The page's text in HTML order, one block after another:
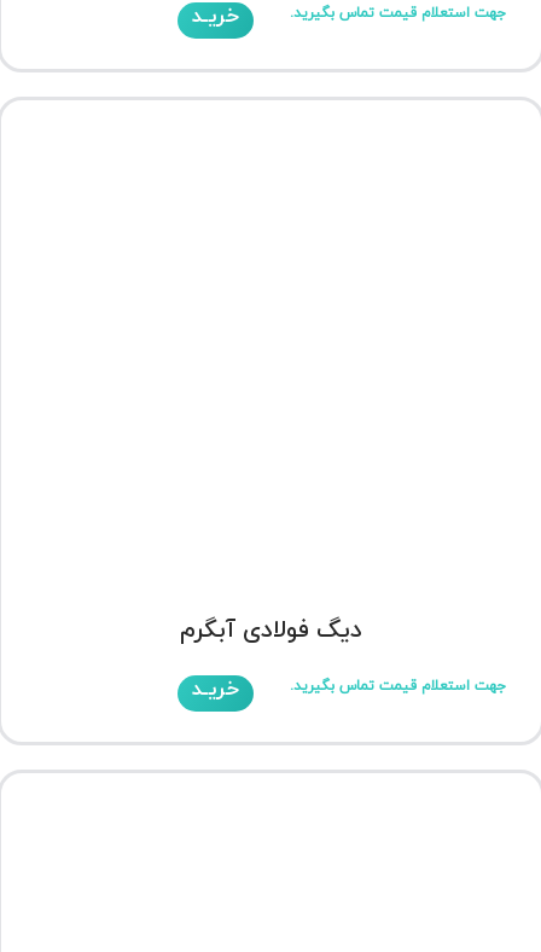
جهت استعلام قیمت تماس بگیرید. خریـد
دیگ فولادی آبگرم
جهت استعلام قیمت تماس بگیرید. خریـد